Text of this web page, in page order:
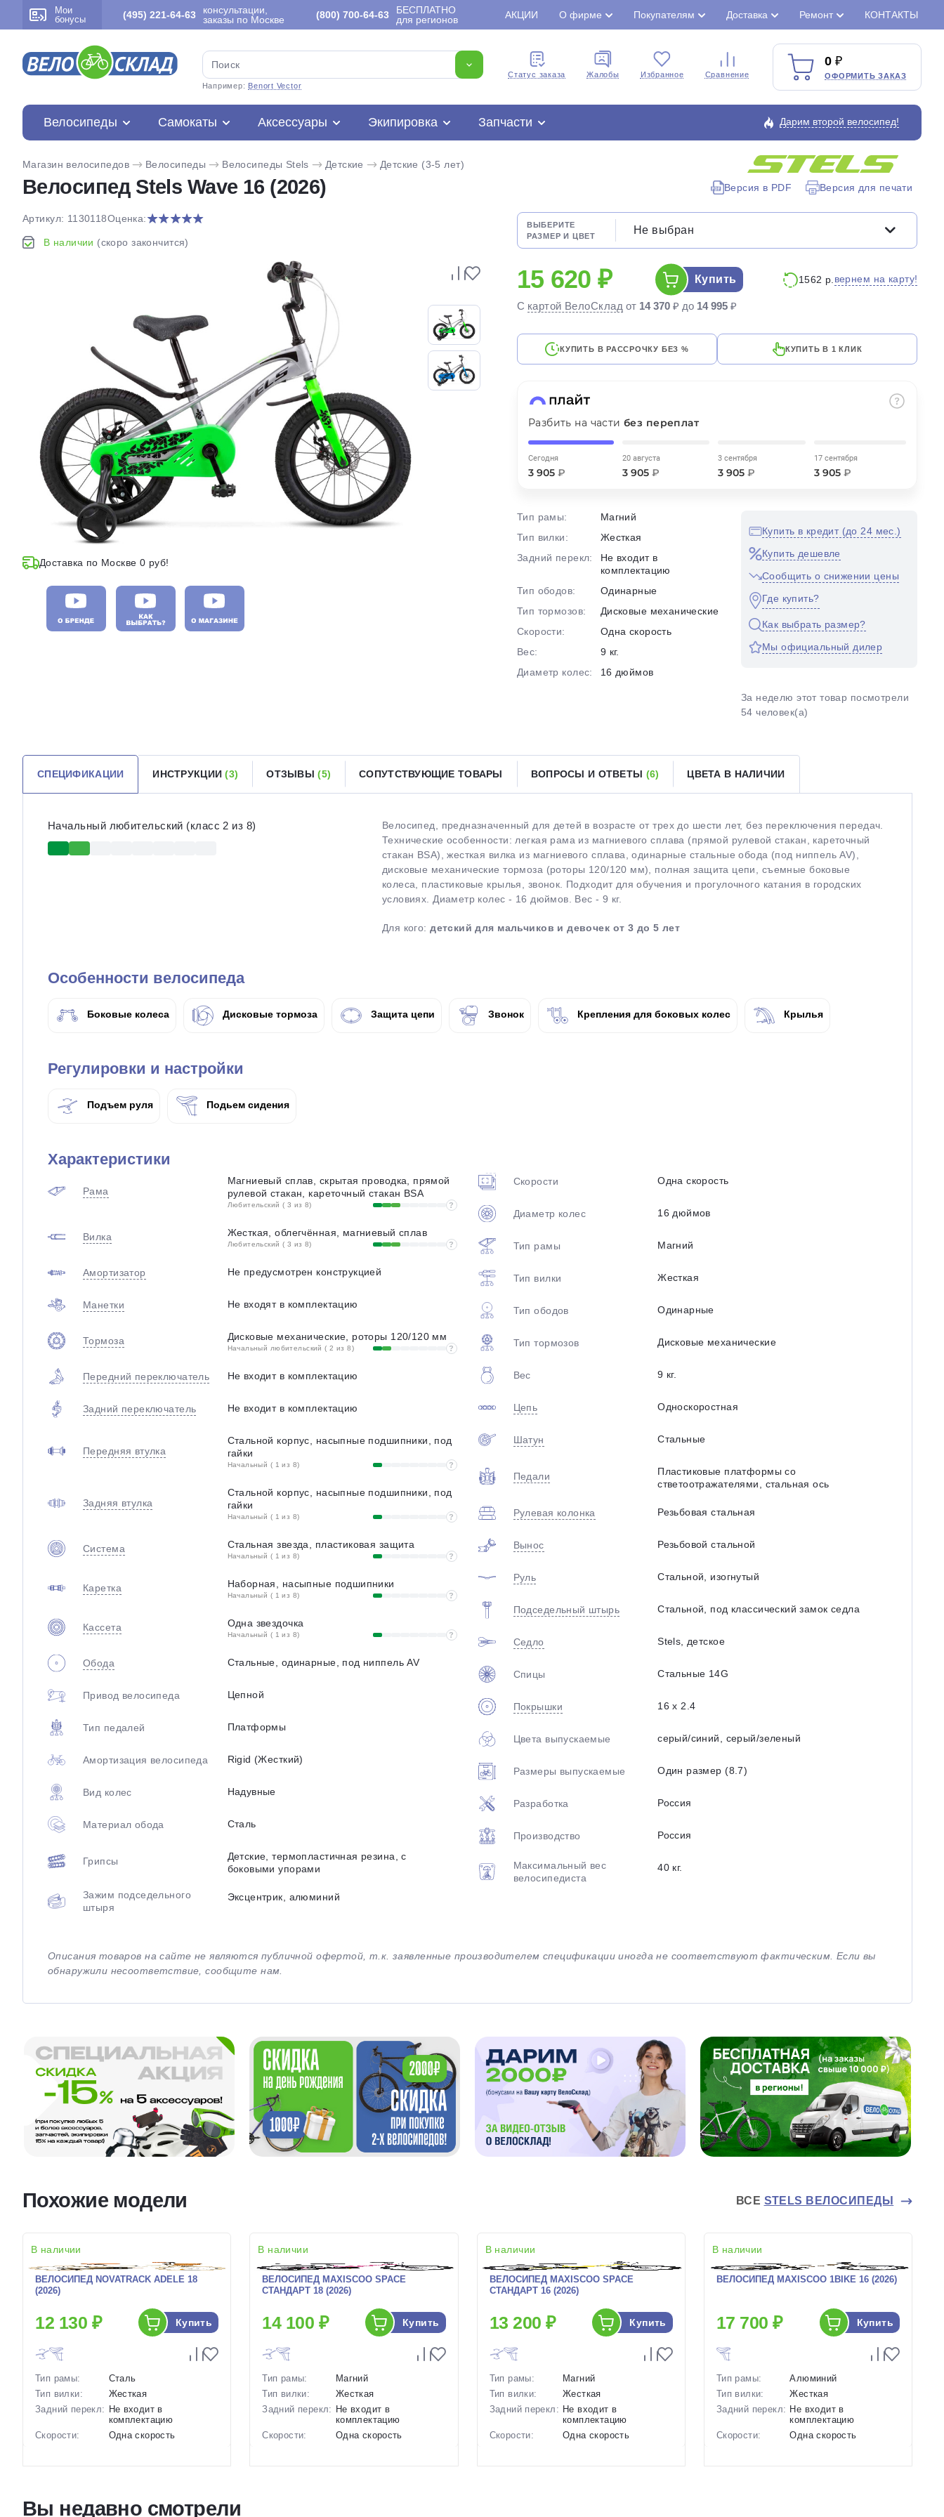
Мои
бонусы
(495) 221-64-63
консультации,
заказы по Москве
(800) 700-64-63
БЕСПЛАТНО
для регионов
АКЦИИ О фирме Покупателям Доставка Ремонт КОНТАКТЫ
Например: Benort Vector
Cтатус заказа Жалобы Избранное Сравнение
0
ОФОРМИТЬ ЗАКАЗ
Велосипеды Самокаты Аксессуары Экипировка Запчасти Дарим второй велосипед!
Магазин велосипедов Велосипеды Велосипеды Stels Детские Детские (3-5 лет)
Велосипед Stels Wave 16 (2026) Версия в PDF Версия для печати
Артикул: 1130118Оценка:
В наличии (скоро закончится)
Доставка по Москве 0 руб!
ВЫБЕРИТЕ
РАЗМЕР И ЦВЕТ
Не выбран
15 620 ₽ Купить 1562 р. вернем на карту!
С картой ВелоСклад от 14 370 ₽ до 14 995 ₽
КУПИТЬ В РАССРОЧКУ БЕЗ % КУПИТЬ В 1 КЛИК
Разбить на частибез переплат
Сегодня
3 905 ₽
20 августа
3 905₽
3 сентября
3 905 ₽
17 сентября
3 905₽
Тип рамы:
Магний
Тип вилки:
Жесткая
Задний перекл:
Не входит в
комплектацию
Тип ободов:
Одинарные
Тип тормозов:
Дисковые механические
Скорости:
Одна скорость
Вес:
9 кг.
Диаметр колес:
16 дюймов
Купить в кредит (до 24 мес.)
Купить дешевле
Сообщить о снижении цены
Где купить?
Как выбрать размер?
Мы официальный дилер
За неделю этот товар посмотрели
54 человек(а)
СПЕЦИФИКАЦИИ ИНСТРУКЦИИ(3) ОТЗЫВЫ(5) СОПУТСТВУЮЩИЕ ТОВАРЫ ВОПРОСЫ И ОТВЕТЫ (6) ЦВЕТА В НАЛИЧИИ
Начальный любительский (класс 2 из 8)
Велосипед, предназначенный для детей в возрасте от трех до шести лет, без переключения передач.
Технические особенности: легкая рама из магниевого сплава (прямой рулевой стакан, кареточный
стакан BSA), жесткая вилка из магниевого сплава, одинарные стальные обода (под ниппель AV),
дисковые механические тормоза (роторы 120/120 мм), полная защита цепи, съемные боковые
колеса, пластиковые крылья, звонок. Подходит для обучения и прогулочного катания в городских
условиях. Диаметр колес - 16 дюймов. Вес - 9 кг.
Для кого:детский для мальчиков и девочек от 3 до 5 лет
Особенности велосипеда
Боковые колеса Дисковые тормоза Защита цепи Звонок Крепления для боковых колес Крылья
Регулировки и настройки
Подъем руля Подьем сидения
Характеристики
Рама
Магниевый сплав, скрытая проводка, прямой
рулевой стакан, кареточный стакан BSA
Любительский ( 3 из 8) ?
Вилка Жесткая, облегчённая, магниевый сплав
Любительский ( 3 из 8) ?
Амортизатор Не предусмотрен конструкцией
Манетки Не входят в комплектацию
Тормоза Дисковые механические, роторы 120/120 мм
Начальный любительский ( 2 из 8) ?
Передний переключатель Не входит в комплектацию
Задний переключатель Не входит в комплектацию
Передняя втулка
Стальной корпус, насыпные подшипники, под
гайки
Начальный ( 1 из 8) ?
Задняя втулка
Стальной корпус, насыпные подшипники, под
гайки
Начальный ( 1 из 8) ?
Система Стальная звезда, пластиковая защита
Начальный ( 1 из 8) ?
Каретка Наборная, насыпные подшипники
Начальный ( 1 из 8) ?
Кассета Одна звездочка
Начальный ( 1 из 8) ?
Обода Стальные, одинарные, под ниппель AV
Привод велосипеда Цепной
Тип педалей Платформы
Амортизация велосипеда Rigid (Жесткий)
Вид колес Надувные
Материал обода Сталь
Грипсы
Детские, термопластичная резина, с
боковыми упорами
Зажим подседельного
штыря
Эксцентрик, алюминий
Скорости Одна скорость
Диаметр колес 16 дюймов
Тип рамы Магний
Тип вилки Жесткая
Тип ободов Одинарные
Тип тормозов Дисковые механические
Вес 9 кг.
Цепь Односкоростная
Шатун Стальные
Педали
Пластиковые платформы со
стветоотражателями, стальная ось
Рулевая колонка Резьбовая стальная
Вынос Резьбовой стальной
Руль Стальной, изогнутый
Подседельный штырь Стальной, под классический замок седла
Седло Stels, детское
Спицы Стальные 14G
Покрышки 16 х 2.4
Цвета выпускаемые серый/синий, серый/зеленый
Размеры выпускаемые Один размер (8.7)
Разработка Россия
Производство Россия
Максимальный вес
велосипедиста
40 кг.
Описания товаров на сайте не являются публичной офертой, т.к. заявленные производителем спецификации иногда не соответствуют фактическим. Если вы
обнаружили несоответствие, сообщите нам.
Похожие модели ВСЕ STELS ВЕЛОСИПЕДЫ
В наличии
ВЕЛОСИПЕД NOVATRACK ADELE 18
(2026)
12 130 ₽ Купить
Тип рамы:
Сталь
Тип вилки:
Жесткая
Задний перекл: Не входит в
комплектацию
Скорости:
Одна скорость
Цвет-размер в
Оранжевый, Розовый,
В наличии
ВЕЛОСИПЕД MAXISCOO SPACE
СТАНДАРТ 18 (2026)
14 100 ₽ Купить
Тип рамы:
Магний
Тип вилки:
Жесткая
Задний перекл: Не входит в
комплектацию
Скорости:
Одна скорость
В наличии
ВЕЛОСИПЕД MAXISCOO SPACE
СТАНДАРТ 16 (2026)
13 200 ₽ Купить
Тип рамы:
Магний
Тип вилки:
Жесткая
Задний перекл: Не входит в
комплектацию
Скорости:
Одна скорость
В наличии
ВЕЛОСИПЕД MAXISCOO 1BIKE 16 (2026)
17 700 ₽ Купить
Тип рамы:
Алюминий
Тип вилки:
Жесткая
Задний перекл: Не входит в
комплектацию
Скорости:
Одна скорость
Вы недавно смотрели
Разбейте
оплату
на части
без переплат
График платежей
Сегодня
25%
в корзину
выбранный способом
раз в 2
Остались вопросы?
8 800 302-02-51